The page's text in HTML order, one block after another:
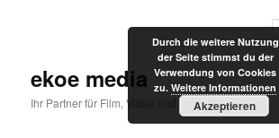
ekoe media
Ihr Partner für Film, Video und Internet
Durch die weitere Nutzung
der Seite stimmst du der
Verwendung von Cookies
zu. Weitere Informationen
Akzeptieren